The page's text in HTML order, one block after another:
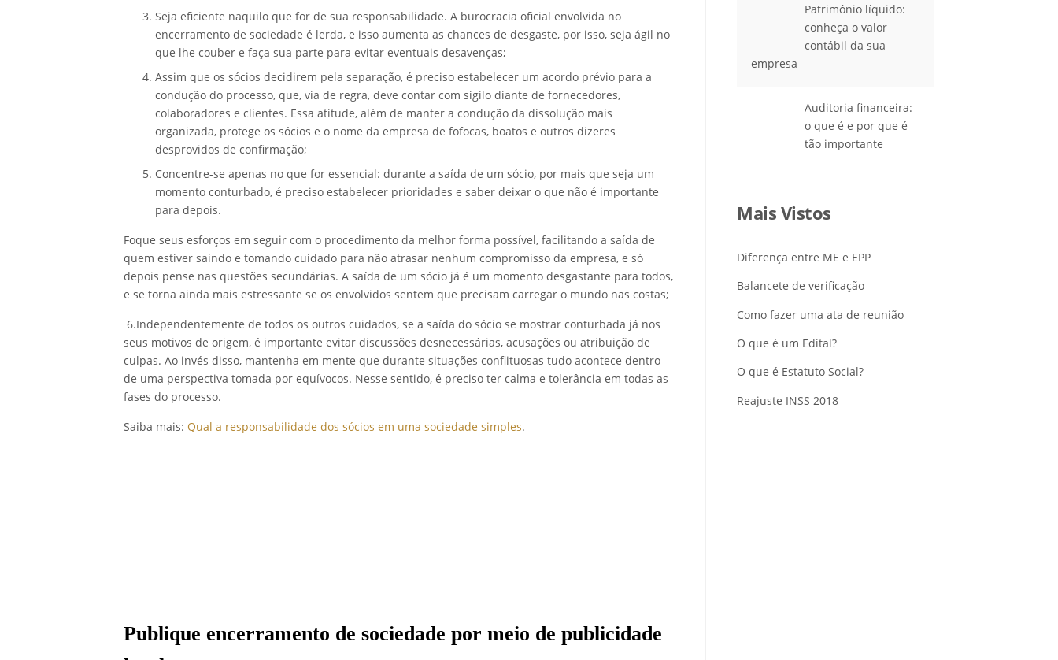
Seja eficiente naquilo que for de sua responsabilidade. A burocracia oficial envolvida no
encerramento de sociedade é lerda, e isso aumenta as chances de desgaste, por isso, seja ágil no
que lhe couber e faça sua parte para evitar eventuais desavenças;
Assim que os sócios decidirem pela separação, é preciso estabelecer um acordo prévio para a
condução do processo, que, via de regra, deve contar com sigilo diante de fornecedores,
colaboradores e clientes. Essa atitude, além de manter a condução da dissolução mais
organizada, protege os sócios e o nome da empresa de fofocas, boatos e outros dizeres
desprovidos de confirmação;
Concentre-se apenas no que for essencial: durante a saída de um sócio, por mais que seja um
momento conturbado, é preciso estabelecer prioridades e saber deixar o que não é importante
para depois.
Foque seus esforços em seguir com o procedimento da melhor forma possível, facilitando a saída de
quem estiver saindo e tomando cuidado para não atrasar nenhum compromisso da empresa, e só
depois pense nas questões secundárias. A saída de um sócio já é um momento desgastante para todos,
e se torna ainda mais estressante se os envolvidos sentem que precisam carregar o mundo nas costas;
6.Independentemente de todos os outros cuidados, se a saída do sócio se mostrar conturbada já nos
seus motivos de origem, é importante evitar discussões desnecessárias, acusações ou atribuição de
culpas. Ao invés disso, mantenha em mente que durante situações conflituosas tudo acontece dentro
de uma perspectiva tomada por equívocos. Nesse sentido, é preciso ter calma e tolerância em todas as
fases do processo.
Saiba mais: Qual a responsabilidade dos sócios em uma sociedade simples.
Publique encerramento de sociedade por meio de publicidade
Patrimônio líquido:
conheça o valor
contábil da sua
empresa
Auditoria financeira:
o que é e por que é
tão importante
Mais Vistos
Diferença entre ME e EPP
Balancete de verificação
Como fazer uma ata de reunião
O que é um Edital?
O que é Estatuto Social?
Reajuste INSS 2018